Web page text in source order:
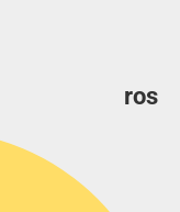
ros